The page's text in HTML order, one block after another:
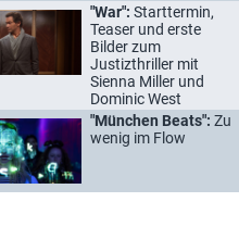
"War": Starttermin,
Teaser und erste
Bilder zum
Justizthriller mit
Sienna Miller und
Dominic West
"München Beats": Zu
wenig im Flow